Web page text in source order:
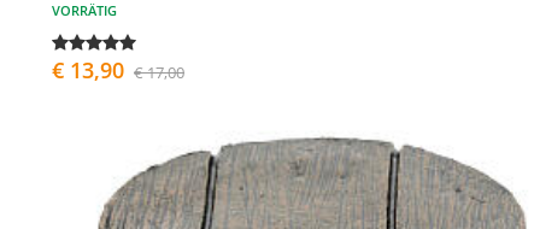
VORRÄTIG
€ 13,90 € 17,00